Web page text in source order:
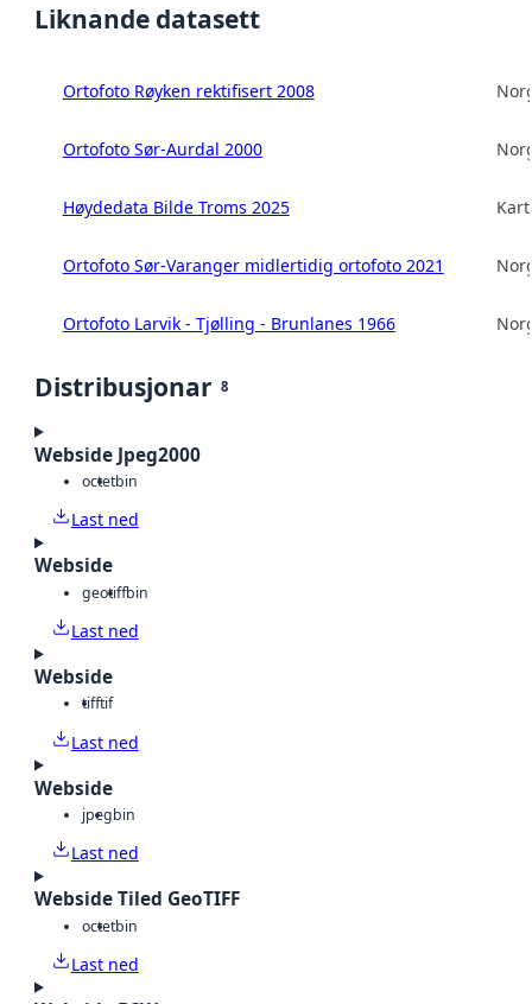
Liknande datasett
Ortofoto Røyken rektifisert 2008
Ortofoto Sør-Aurdal 2000
Høydedata Bilde Troms 2025
Ortofoto Sør-Varanger midlertidig ortofoto 2021
Ortofoto Larvik - Tjølling - Brunlanes 1966
Distribusjonar 8
Webside Jpeg2000
octetbin
Last ned
Webside
geotiffbin
Last ned
Webside
tifftif
Last ned
Webside
jpegbin
Last ned
Webside Tiled GeoTIFF
octetbin
Last ned